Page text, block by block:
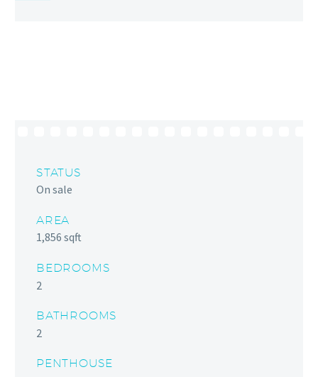
STATUS
On sale
AREA
1,856 sqft
BEDROOMS
2
BATHROOMS
2
PENTHOUSE